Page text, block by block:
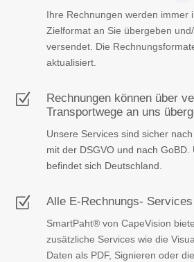
Ihre Rechnungen werden immer
Zielformat an Sie übergeben
versendet. Die
aktualisiert.
Z
Rechnungen können über
Transportwege an uns
Unsere Services sind sicher
mit der DSGVO und nach
befindet sich Deutschland.
Z Alle E-Rechnungs-
SmartPaht® von CapeVision
zusätzliche Services wie die
Daten als PDF, Signieren oder